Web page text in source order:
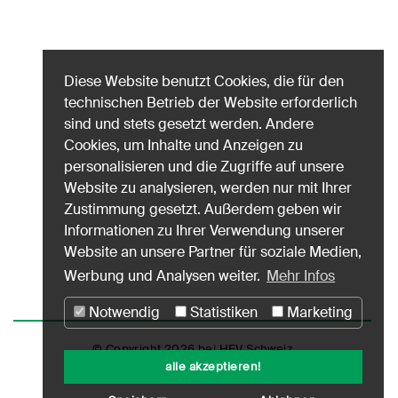
© Copyright 2026 bei HEV Schweiz
Datenschutz Nutzungshinweise
Diese Website benutzt Cookies, die für den
technischen Betrieb der Website erforderlich
sind und stets gesetzt werden. Andere
Cookies, um Inhalte und Anzeigen zu
personalisieren und die Zugriffe auf unsere
Website zu analysieren, werden nur mit Ihrer
Zustimmung gesetzt. Außerdem geben wir
Informationen zu Ihrer Verwendung unserer
Website an unsere Partner für soziale Medien,
Werbung und Analysen weiter. Mehr Infos
Notwendig
Statistiken Marketing
alle akzeptieren!